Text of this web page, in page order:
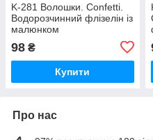
K-281 Волошки. Confetti.
Водорозчинний флізелін із
малюнком
98 ₴
Купити
Про нас